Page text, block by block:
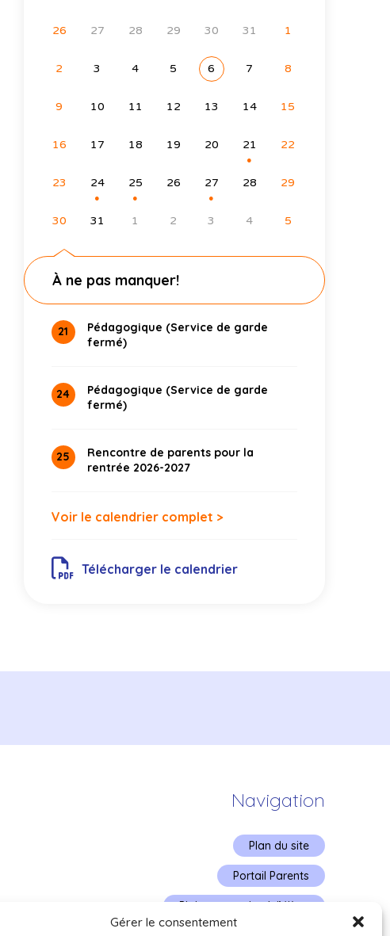
Gérer le consentement
26 27 28 29 30 31 1
2 3 4 5 6 7 8
9 10 11 12 13 14 15
16 17 18 19 20 21
●
22
23 24
●
25
●
26 27
●
28 29
30 31 1 2 3 4 5
À ne pas manquer!
21
Pédagogique (Service de garde
fermé)
24
Pédagogique (Service de garde
fermé)
25
Rencontre de parents pour la
rentrée 2026-2027
Voir le calendrier complet >
Télécharger le calendrier
Navigation
Plan du site
Portail Parents
Plainte – service à l’élève